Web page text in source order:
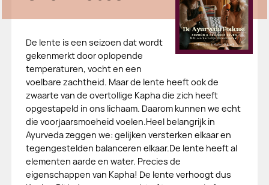
De lente is een seizoen dat wordt
gekenmerkt door oplopende
temperaturen, vocht en een
voelbare zachtheid. Maar de lente heeft ook de
zwaarte van de overtollige Kapha die zich heeft
opgestapeld in ons lichaam. Daarom kunnen we echt
die voorjaarsmoeheid voelen.Heel belangrijk in
Ayurveda zeggen we: gelijken versterken elkaar en
tegengestelden balanceren elkaar.De lente heeft al
elementen aarde en water. Precies de
eigenschappen van Kapha! De lente verhoogt dus